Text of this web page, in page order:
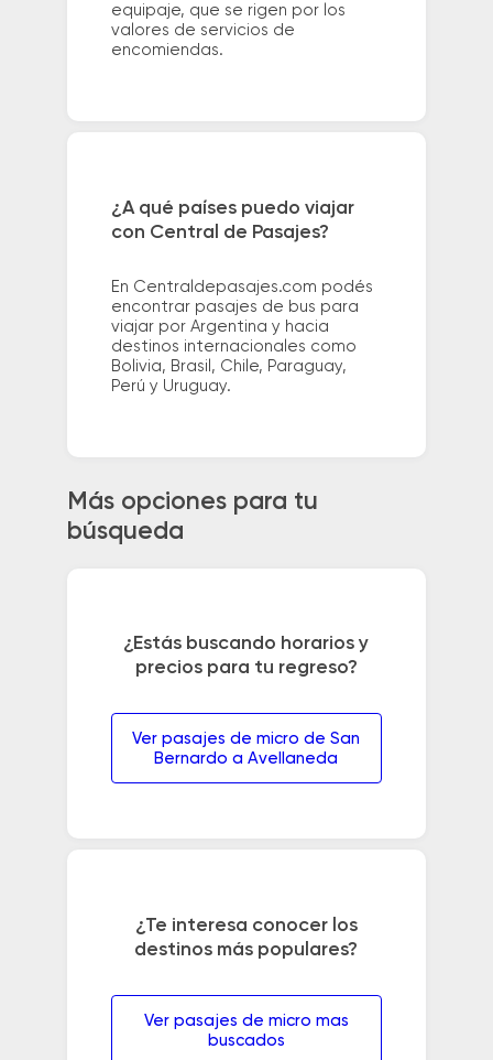
equipaje, que se rigen por los
valores de servicios de
encomiendas.
¿A qué países puedo viajar
con Central de Pasajes?
En Centraldepasajes.com podés
encontrar pasajes de bus para
viajar por Argentina y hacia
destinos internacionales como
Bolivia, Brasil, Chile, Paraguay,
Perú y Uruguay.
Más opciones para tu
búsqueda
¿Estás buscando horarios y
precios para tu regreso?
Ver pasajes de micro de San
Bernardo a Avellaneda
¿Te interesa conocer los
destinos más populares?
Ver pasajes de micro mas
buscados